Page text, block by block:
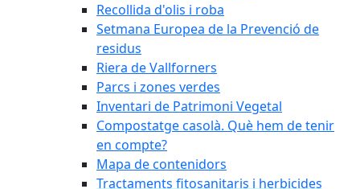
Recollida d'olis i roba
Setmana Europea de la Prevenció de
residus
Riera de Vallforners
Parcs i zones verdes
Inventari de Patrimoni Vegetal
Compostatge casolà. Què hem de tenir
en compte?
Mapa de contenidors
Tractaments fitosanitaris i herbicides